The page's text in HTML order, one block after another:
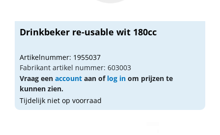
Drinkbeker re-usable wit 180cc
Artikelnummer: 1955037
Fabrikant artikel nummer: 603003
Vraag een account aan of log in om prijzen te
kunnen zien.
Tijdelijk niet op voorraad